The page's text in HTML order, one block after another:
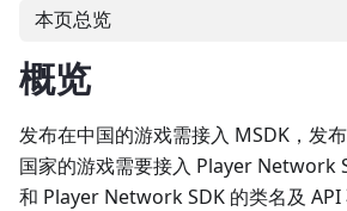
本页总览
概览
发布在中国的游戏需接入 MSDK，发
国家的游戏需要接入 Player Network
和 Player Network SDK 的类名及 API